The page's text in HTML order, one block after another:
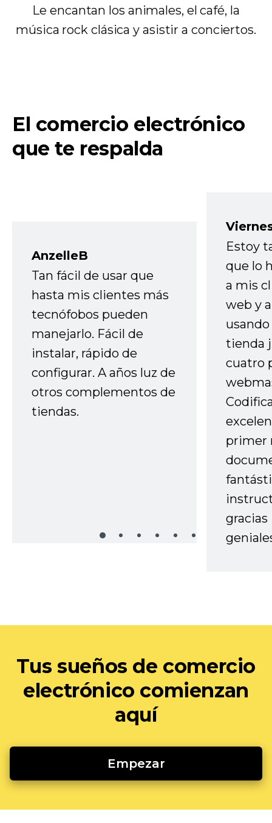
Le encantan los animales, el café, la
música rock clásica y asistir a conciertos.
El comercio electrónico
que te respalda
AnzelleB
Tan fácil de usar que
hasta mis clientes más
tecnófobos pueden
manejarlo. Fácil de
instalar, rápido de
configurar. A años luz de
otros complementos de
tiendas.
Estoy
que lo
a mis
web y
tienda
cuatro
primer
gracias
Tus sueños de comercio
electrónico comienzan
aquí
Empezar